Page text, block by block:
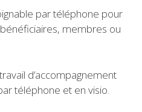
par téléphone pour
membres ou
d’accompagnement
téléphone et en visio.